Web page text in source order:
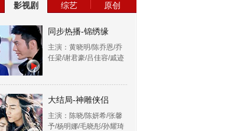
影视剧 综艺 原创
同步热播-锦绣缘
主演：黄晓明/陈乔恩/乔
任梁/谢君豪/吕佳容/戚迹
大结局-神雕侠侣
主演：陈晓/陈妍希/张馨
予/杨明娜/毛晓彤/孙耀琦